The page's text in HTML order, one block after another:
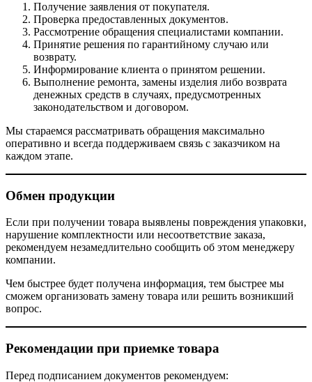
Получение заявления от покупателя.
Проверка предоставленных документов.
Рассмотрение обращения специалистами компании.
Принятие решения по гарантийному случаю или
возврату.
Информирование клиента о принятом решении.
Выполнение ремонта, замены изделия либо возврата
денежных средств в случаях, предусмотренных
законодательством и договором.
Мы стараемся рассматривать обращения максимально
оперативно и всегда поддерживаем связь с заказчиком на
каждом этапе.
Обмен продукции
Если при получении товара выявлены повреждения упаковки,
нарушение комплектности или несоответствие заказа,
рекомендуем незамедлительно сообщить об этом менеджеру
компании.
Чем быстрее будет получена информация, тем быстрее мы
сможем организовать замену товара или решить возникший
вопрос.
Рекомендации при приемке товара
Перед подписанием документов рекомендуем: